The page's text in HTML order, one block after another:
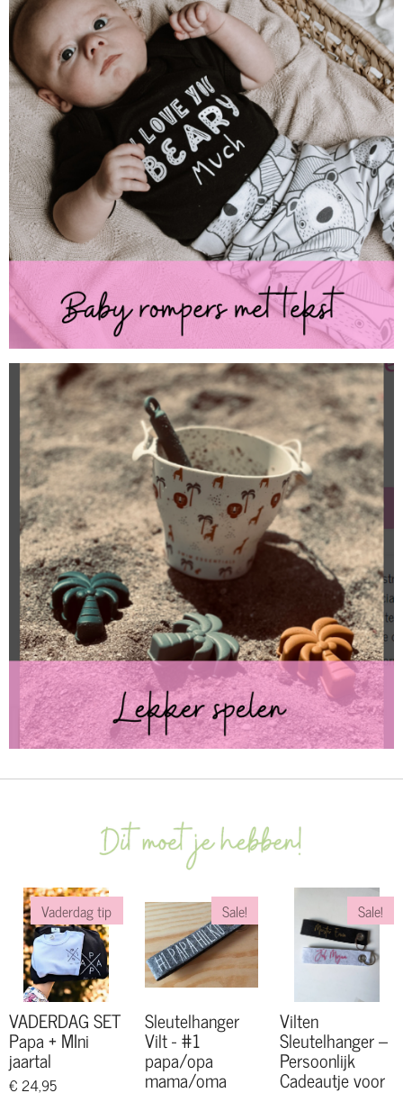
Vaderdag tip
VADERDAG SET
Papa + MIni
jaartal
€ 24,95
Sale!
Sleutelhanger
Vilt - #1
papa/opa
mama/oma
Sale!
Vilten
Sleutelhanger –
Persoonlijk
Cadeautje voor